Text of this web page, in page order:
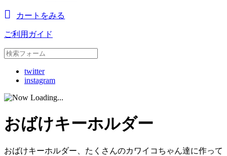
カートをみる
ご利用ガイド
twitter
instagram
おばけキーホルダー
おばけキーホルダー、たくさんのカワイコちゃん達に作って